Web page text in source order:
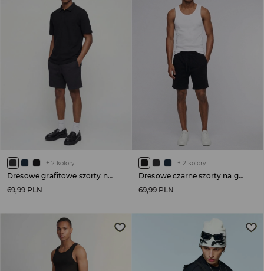
+ 2 kolory
Dresowe grafitowe szorty na gumce
69,99 PLN
+ 2 kolory
Dresowe czarne szorty na gumce
69,99 PLN